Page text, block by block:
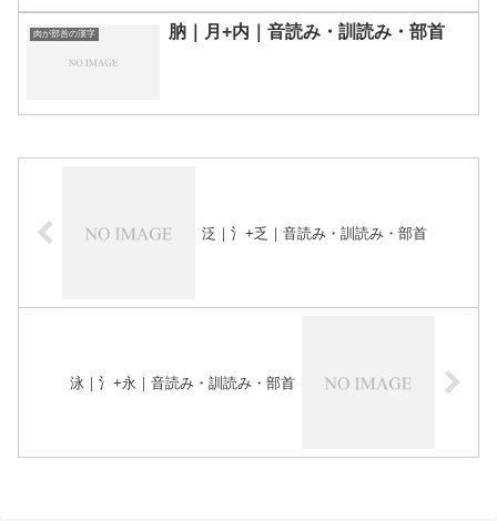
肉が部首の漢字 肭｜月+内｜音読み・訓読み・部首
泛｜氵+乏｜音読み・訓読み・部首
泳｜氵+永｜音読み・訓読み・部首